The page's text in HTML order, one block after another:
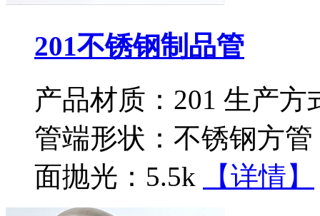
201不锈钢制品管
产品材质：201 生产
管端形状：不锈钢方
面抛光：5.5k
【详情】